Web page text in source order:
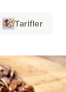
Tarifler